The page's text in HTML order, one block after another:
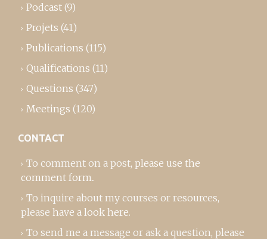
Podcast (9)
Projets (41)
Publications (115)
Qualifications (11)
Questions (347)
Meetings (120)
CONTACT
To comment on a post, please use the
comment form..
To inquire about my courses or resources,
please have a look here.
To send me a message or ask a question, please